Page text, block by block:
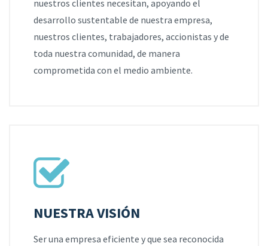
nuestros clientes necesitan, apoyando el
desarrollo sustentable de nuestra empresa,
nuestros clientes, trabajadores, accionistas y de
toda nuestra comunidad, de manera
comprometida con el medio ambiente.
NUESTRA VISIÓN
Ser una empresa eficiente y que sea reconocida